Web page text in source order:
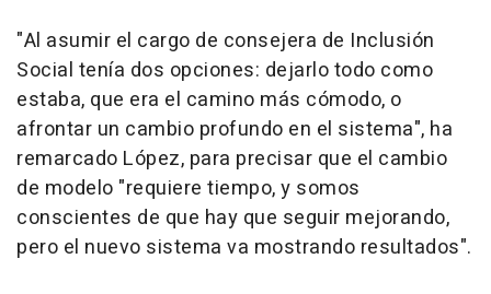
"Al asumir el cargo de consejera de Inclusión
Social tenía dos opciones: dejarlo todo como
estaba, que era el camino más cómodo, o
afrontar un cambio profundo en el sistema", ha
remarcado López, para precisar que el cambio
de modelo "requiere tiempo, y somos
conscientes de que hay que seguir mejorando,
pero el nuevo sistema va mostrando resultados".